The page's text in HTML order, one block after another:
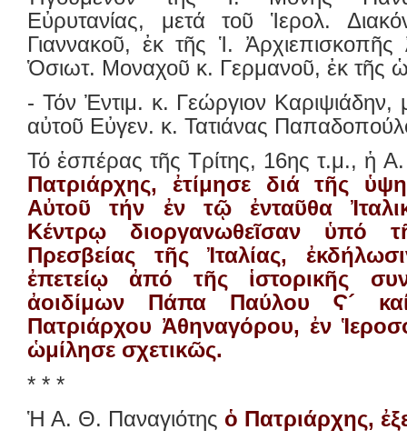
Εὐρυτανίας, μετά τοῦ Ἱερολ.
Γιαννακοῦ, ἐκ τῆς Ἱ.
Ὁσιωτ. Μοναχοῦ κ. Γερμανοῦ, ἐκ τῆς
- Τόν Ἐντιμ. κ. Γεώργιον Καριψιάδην,
αὐτοῦ Εὐγεν. κ. Τατιάνας
Τό ἑσπέρας τῆς Τρίτης, 16ης τ.μ., ἡ
Πατριάρχης, ἐτίμησε διά τῆς
Αὐτοῦ τήν ἐν τῷ ἐνταῦθα
Κέντρῳ διοργανωθεῖσαν ὑπό
Πρεσβείας τῆς Ἰταλίας,
ἐπετείῳ ἀπό τῆς ἱστορικῆς
ἀοιδίμων Πάπα Παύλου Ϛ´ καί
Πατριάρχου Ἀθηναγόρου, ἐν
ὡμίλησε σχετικῶς.
* * *
Ἡ Α. Θ. Παναγιότης ὁ Πατριάρχης,